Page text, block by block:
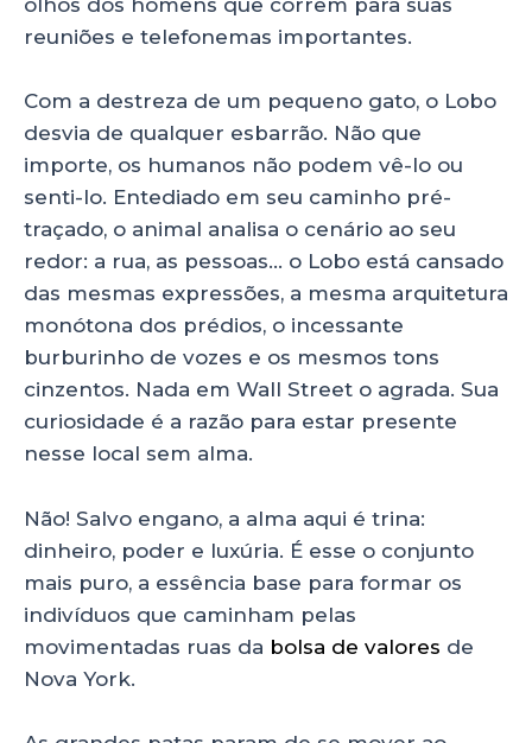
olhos dos homens que correm para suas
reuniões e telefonemas importantes.
Com a destreza de um pequeno gato, o Lobo
desvia de qualquer esbarrão. Não que
importe, os humanos não podem vê-lo ou
senti-lo. Entediado em seu caminho pré-
traçado, o animal analisa o cenário ao seu
redor: a rua, as pessoas… o Lobo está cansado
das mesmas expressões, a mesma arquitetura
monótona dos prédios, o incessante
burburinho de vozes e os mesmos tons
cinzentos. Nada em Wall Street o agrada. Sua
curiosidade é a razão para estar presente
nesse local sem alma.
Não! Salvo engano, a alma aqui é trina:
dinheiro, poder e luxúria. É esse o conjunto
mais puro, a essência base para formar os
indivíduos que caminham pelas
movimentadas ruas da bolsa de valores de
Nova York.